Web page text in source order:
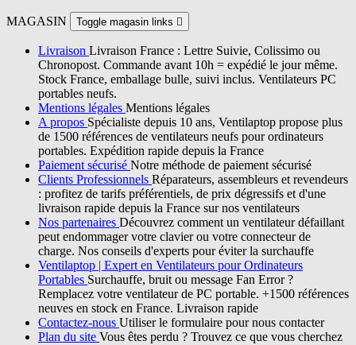
MAGASIN Toggle magasin links 
Livraison Livraison France : Lettre Suivie, Colissimo ou
Chronopost. Commande avant 10h = expédié le jour même.
Stock France, emballage bulle, suivi inclus. Ventilateurs PC
portables neufs.
Mentions légales Mentions légales
A propos Spécialiste depuis 10 ans, Ventilaptop propose plus
de 1500 références de ventilateurs neufs pour ordinateurs
portables. Expédition rapide depuis la France
Paiement sécurisé Notre méthode de paiement sécurisé
Clients Professionnels Réparateurs, assembleurs et revendeurs
: profitez de tarifs préférentiels, de prix dégressifs et d'une
livraison rapide depuis la France sur nos ventilateurs
Nos partenaires Découvrez comment un ventilateur défaillant
peut endommager votre clavier ou votre connecteur de
charge. Nos conseils d'experts pour éviter la surchauffe
Ventilaptop | Expert en Ventilateurs pour Ordinateurs
Portables Surchauffe, bruit ou message Fan Error ?
Remplacez votre ventilateur de PC portable. +1500 références
neuves en stock en France. Livraison rapide
Contactez-nous Utiliser le formulaire pour nous contacter
Plan du site Vous êtes perdu ? Trouvez ce que vous cherchez